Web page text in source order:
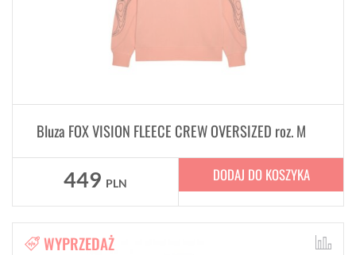
Bluza FOX VISION FLEECE CREW OVERSIZED roz. M
449 PLN DODAJ DO KOSZYKA
WYPRZEDAŻ